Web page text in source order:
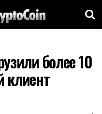
более 10
клиент